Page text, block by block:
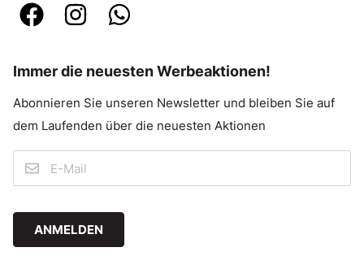
Immer die neuesten Werbeaktionen!
Abonnieren Sie unseren Newsletter und bleiben Sie auf
dem Laufenden über die neuesten Aktionen
ANMELDEN